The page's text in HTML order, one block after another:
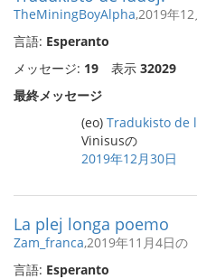
TheMiningBoyAlpha,2019年
言語: Esperanto
メッセージ: 19 表示 32029
最終メッセージ
(eo) Tradukisto de
Vinisusの
2019年12月30日
La plej longa poemo
Zam_franca,2019年11月4日の
言語: Esperanto